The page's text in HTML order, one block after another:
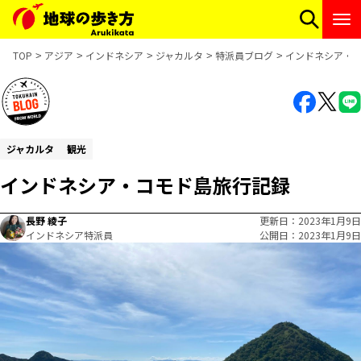
TOP アジア インドネシア ジャカルタ 特派員ブログ インドネシア・
ジャカルタ 観光
インドネシア・コモド島旅行記録
長野 綾子
インドネシア特派員
更新日
2023年1月9日
公開日
2023年1月9日